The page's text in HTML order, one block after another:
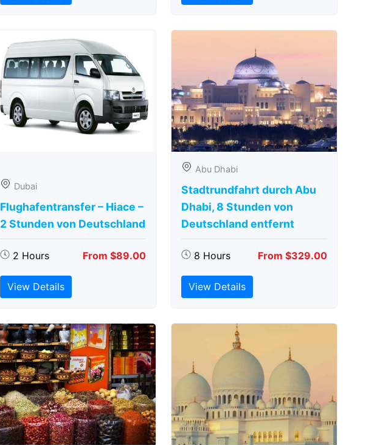
Dubai
Flughafentransfer – Hiace –
2 Stunden von Deutschland
2 Hours From $89.00
View Details
Abu Dhabi
Stadtrundfahrt durch Abu
Dhabi, 8 Stunden von
Deutschland entfernt
8 Hours From $329.00
View Details